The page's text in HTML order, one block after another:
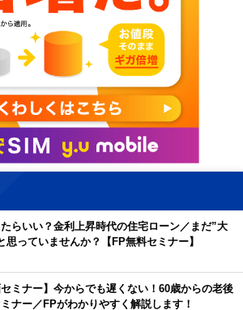
たらいい？金利上昇時代の住宅ローン／まだ”大
思っていませんか？【FP無料セミナー】
セミナー】今からでも遅くない！60歳からの老後
ナー／FPがわかりやすく解説します！